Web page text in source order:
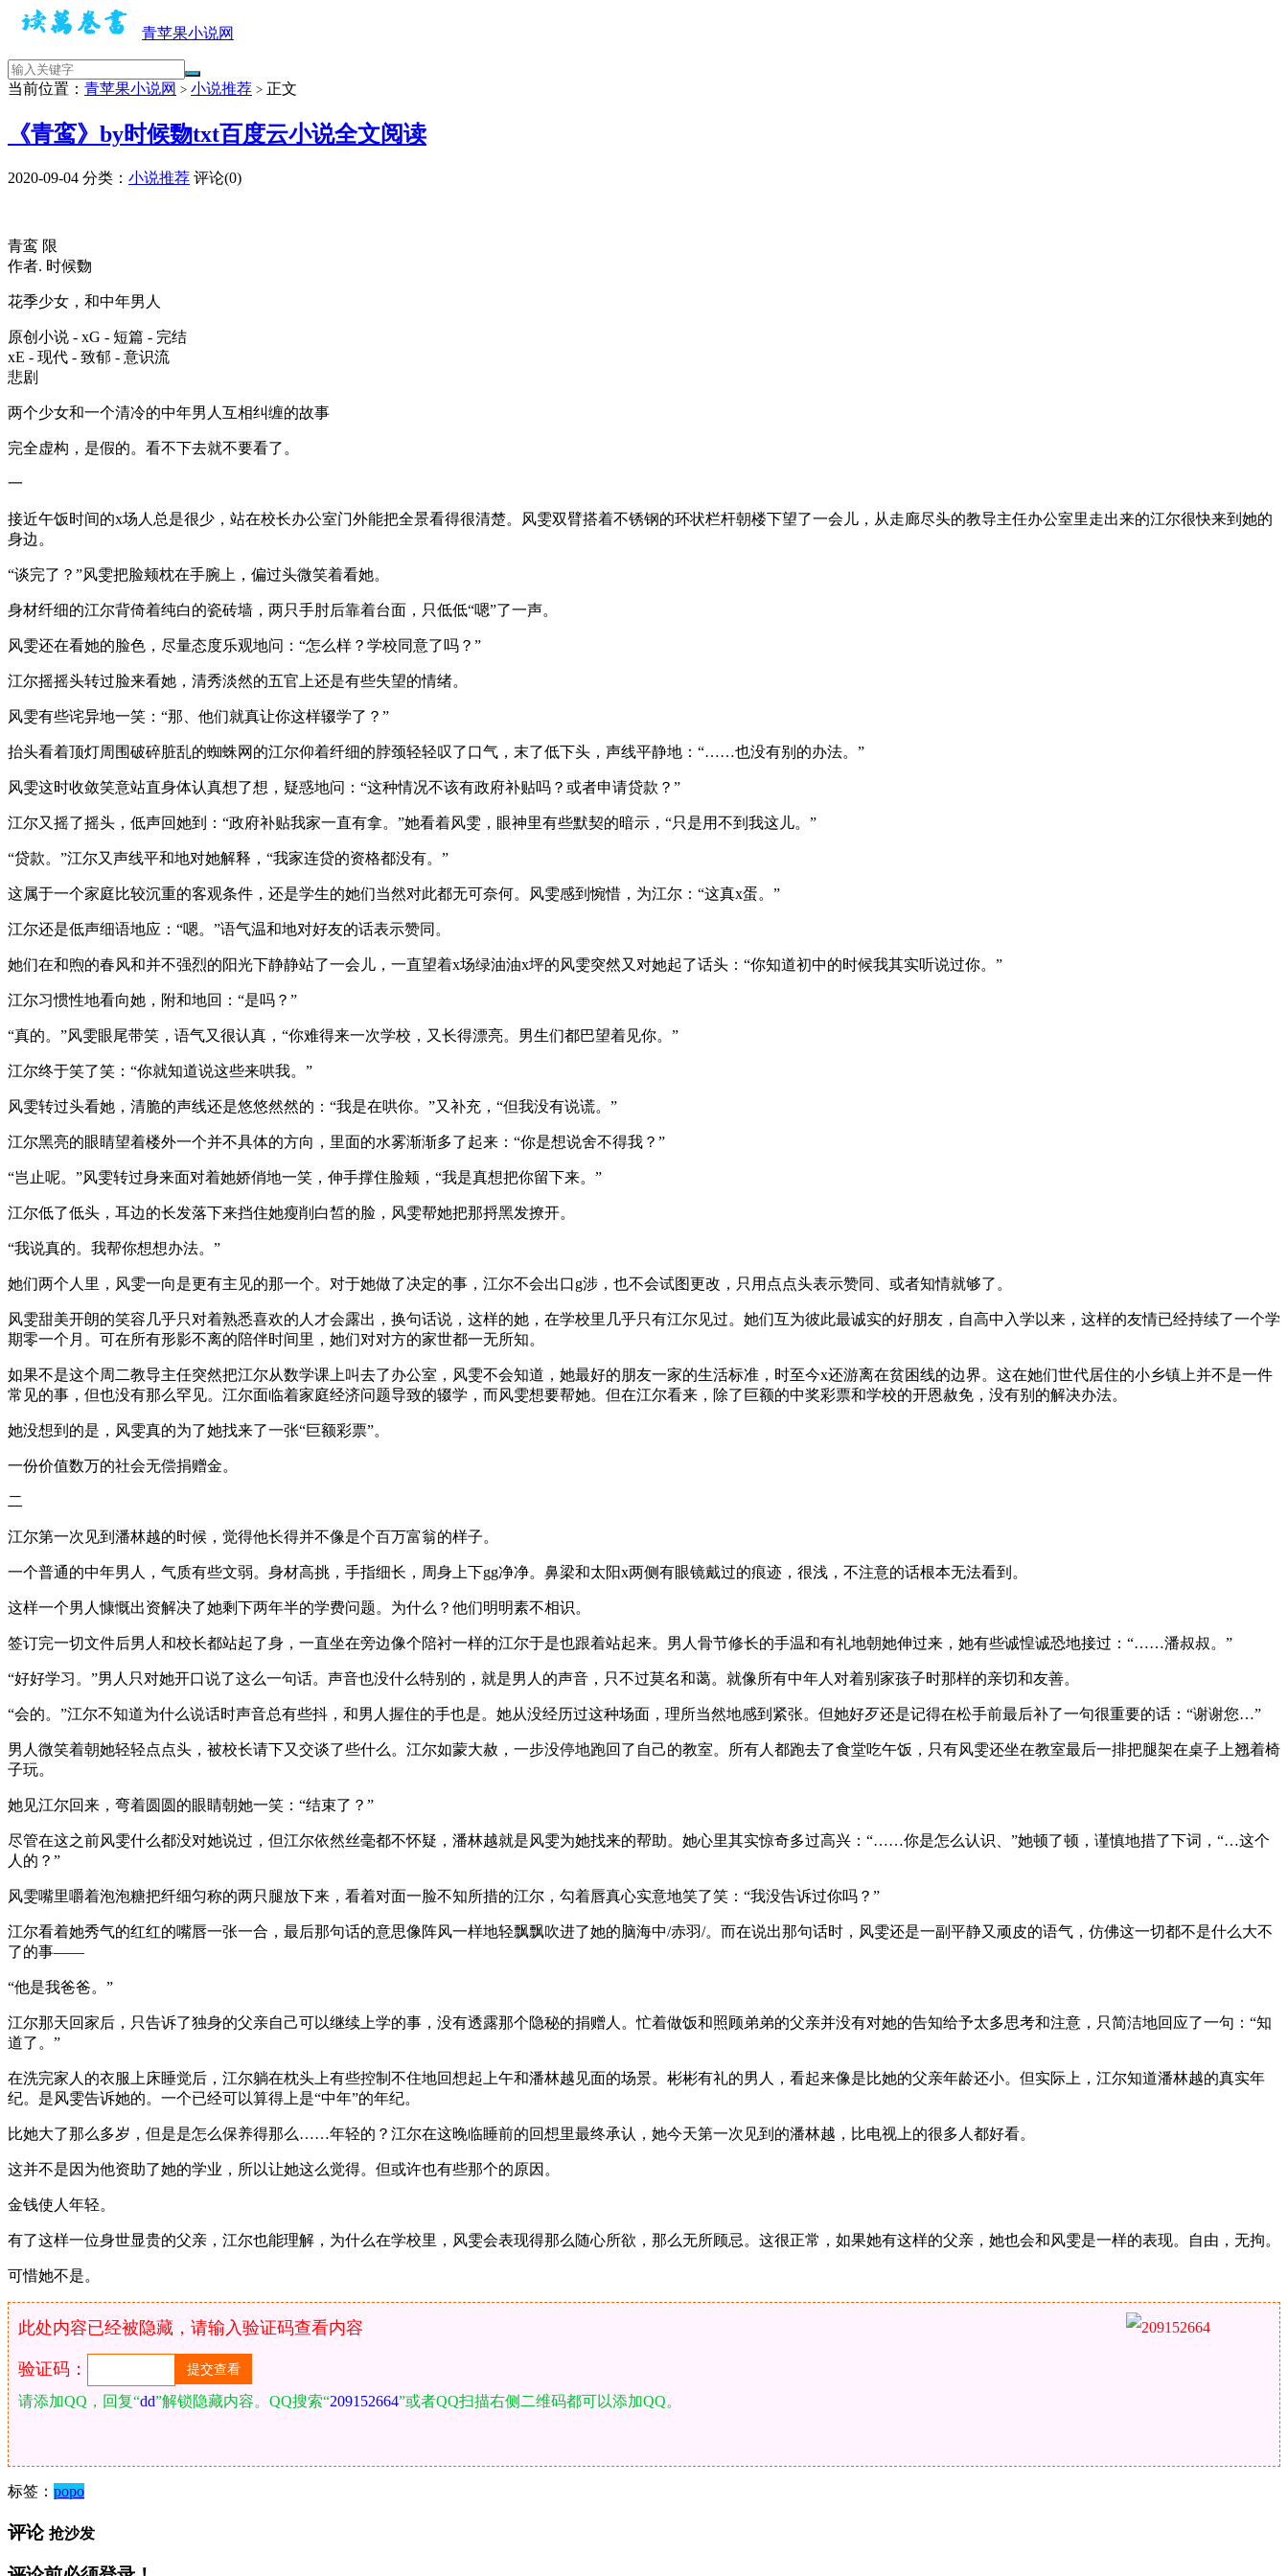
青苹果小说网
当前位置： 青苹果小说网 > 小说推荐 > 正文
《青鸾》by时候覅txt百度云小说全文阅读
2020-09-04 分类： 小说推荐 评论(0)
青鸾 限
作者. 时候覅
花季少女，和中年男人
原创小说 - xG - 短篇 - 完结
xE - 现代 - 致郁 - 意识流
悲剧
两个少女和一个清冷的中年男人互相纠缠的故事
完全虚构，是假的。看不下去就不要看了。
一
接近午饭时间的x场人总是很少，站在校长办公室门外能把全景看得很清楚。风雯双臂搭着不锈钢的环状栏杆朝楼下望了一会儿，从走廊尽头的教导主任办公室里走出来的江尔很快来到她的
身边。
“谈完了？”风雯把脸颊枕在手腕上，偏过头微笑着看她。
身材纤细的江尔背倚着纯白的瓷砖墙，两只手肘后靠着台面，只低低“嗯”了一声。
风雯还在看她的脸色，尽量态度乐观地问：“怎么样？学校同意了吗？”
江尔摇摇头转过脸来看她，清秀淡然的五官上还是有些失望的情绪。
风雯有些诧异地一笑：“那、他们就真让你这样辍学了？”
抬头看着顶灯周围破碎脏乱的蜘蛛网的江尔仰着纤细的脖颈轻轻叹了口气，末了低下头，声线平静地：“……也没有别的办法。”
风雯这时收敛笑意站直身体认真想了想，疑惑地问：“这种情况不该有政府补贴吗？或者申请贷款？”
江尔又摇了摇头，低声回她到：“政府补贴我家一直有拿。”她看着风雯，眼神里有些默契的暗示，“只是用不到我这儿。”
“贷款。”江尔又声线平和地对她解释，“我家连贷的资格都没有。”
这属于一个家庭比较沉重的客观条件，还是学生的她们当然对此都无可奈何。风雯感到惋惜，为江尔：“这真x蛋。”
江尔还是低声细语地应：“嗯。”语气温和地对好友的话表示赞同。
她们在和煦的春风和并不强烈的阳光下静静站了一会儿，一直望着x场绿油油x坪的风雯突然又对她起了话头：“你知道初中的时候我其实听说过你。”
江尔习惯性地看向她，附和地回：“是吗？”
“真的。”风雯眼尾带笑，语气又很认真，“你难得来一次学校，又长得漂亮。男生们都巴望着见你。”
江尔终于笑了笑：“你就知道说这些来哄我。”
风雯转过头看她，清脆的声线还是悠悠然然的：“我是在哄你。”又补充，“但我没有说谎。”
江尔黑亮的眼睛望着楼外一个并不具体的方向，里面的水雾渐渐多了起来：“你是想说舍不得我？”
“岂止呢。”风雯转过身来面对着她娇俏地一笑，伸手撑住脸颊，“我是真想把你留下来。”
江尔低了低头，耳边的长发落下来挡住她瘦削白皙的脸，风雯帮她把那捋黑发撩开。
“我说真的。我帮你想想办法。”
她们两个人里，风雯一向是更有主见的那一个。对于她做了决定的事，江尔不会出口g涉，也不会试图更改，只用点点头表示赞同、或者知情就够了。
风雯甜美开朗的笑容几乎只对着熟悉喜欢的人才会露出，换句话说，这样的她，在学校里几乎只有江尔见过。她们互为彼此最诚实的好朋友，自高中入学以来，这样的友情已经持续了一个学
期零一个月。可在所有形影不离的陪伴时间里，她们对对方的家世都一无所知。
如果不是这个周二教导主任突然把江尔从数学课上叫去了办公室，风雯不会知道，她最好的朋友一家的生活标准，时至今x还游离在贫困线的边界。这在她们世代居住的小乡镇上并不是一件
常见的事，但也没有那么罕见。江尔面临着家庭经济问题导致的辍学，而风雯想要帮她。但在江尔看来，除了巨额的中奖彩票和学校的开恩赦免，没有别的解决办法。
她没想到的是，风雯真的为了她找来了一张“巨额彩票”。
一份价值数万的社会无偿捐赠金。
二
江尔第一次见到潘林越的时候，觉得他长得并不像是个百万富翁的样子。
一个普通的中年男人，气质有些文弱。身材高挑，手指细长，周身上下gg净净。鼻梁和太阳x两侧有眼镜戴过的痕迹，很浅，不注意的话根本无法看到。
这样一个男人慷慨出资解决了她剩下两年半的学费问题。为什么？他们明明素不相识。
签订完一切文件后男人和校长都站起了身，一直坐在旁边像个陪衬一样的江尔于是也跟着站起来。男人骨节修长的手温和有礼地朝她伸过来，她有些诚惶诚恐地接过：“……潘叔叔。”
“好好学习。”男人只对她开口说了这么一句话。声音也没什么特别的，就是男人的声音，只不过莫名和蔼。就像所有中年人对着别家孩子时那样的亲切和友善。
“会的。”江尔不知道为什么说话时声音总有些抖，和男人握住的手也是。她从没经历过这种场面，理所当然地感到紧张。但她好歹还是记得在松手前最后补了一句很重要的话：“谢谢您…”
男人微笑着朝她轻轻点点头，被校长请下又交谈了些什么。江尔如蒙大赦，一步没停地跑回了自己的教室。所有人都跑去了食堂吃午饭，只有风雯还坐在教室最后一排把腿架在桌子上翘着椅
子玩。
她见江尔回来，弯着圆圆的眼睛朝她一笑：“结束了？”
尽管在这之前风雯什么都没对她说过，但江尔依然丝毫都不怀疑，潘林越就是风雯为她找来的帮助。她心里其实惊奇多过高兴：“……你是怎么认识、”她顿了顿，谨慎地措了下词，“…这个
人的？”
风雯嘴里嚼着泡泡糖把纤细匀称的两只腿放下来，看着对面一脸不知所措的江尔，勾着唇真心实意地笑了笑：“我没告诉过你吗？”
江尔看着她秀气的红红的嘴唇一张一合，最后那句话的意思像阵风一样地轻飘飘吹进了她的脑海中/赤羽/。而在说出那句话时，风雯还是一副平静又顽皮的语气，仿佛这一切都不是什么大不
了的事——
“他是我爸爸。”
江尔那天回家后，只告诉了独身的父亲自己可以继续上学的事，没有透露那个隐秘的捐赠人。忙着做饭和照顾弟弟的父亲并没有对她的告知给予太多思考和注意，只简洁地回应了一句：“知
道了。”
在洗完家人的衣服上床睡觉后，江尔躺在枕头上有些控制不住地回想起上午和潘林越见面的场景。彬彬有礼的男人，看起来像是比她的父亲年龄还小。但实际上，江尔知道潘林越的真实年
纪。是风雯告诉她的。一个已经可以算得上是“中年”的年纪。
比她大了那么多岁，但是是怎么保养得那么……年轻的？江尔在这晚临睡前的回想里最终承认，她今天第一次见到的潘林越，比电视上的很多人都好看。
这并不是因为他资助了她的学业，所以让她这么觉得。但或许也有些那个的原因。
金钱使人年轻。
有了这样一位身世显贵的父亲，江尔也能理解，为什么在学校里，风雯会表现得那么随心所欲，那么无所顾忌。这很正常，如果她有这样的父亲，她也会和风雯是一样的表现。自由，无拘。
可惜她不是。
此处内容已经被隐藏，请输入验证码查看内容
验证码：
请添加QQ，回复“dd”解锁隐藏内容。QQ搜索“209152664”或者QQ扫描右侧二维码都可以添加QQ。
标签： popo
评论 抢沙发